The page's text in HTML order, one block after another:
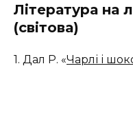
Література на
(світова)
1. Дал Р. «Чарлі і